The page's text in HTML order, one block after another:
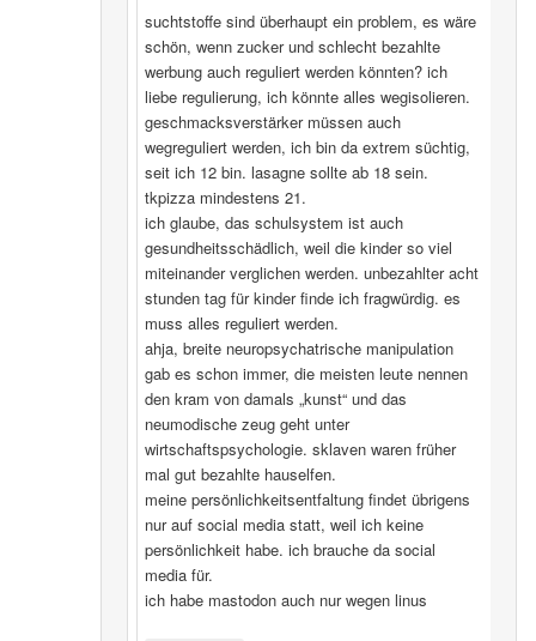
suchtstoffe sind überhaupt ein problem, es wäre
schön, wenn zucker und schlecht bezahlte
werbung auch reguliert werden könnten? ich
liebe regulierung, ich könnte alles wegisolieren.
geschmacksverstärker müssen auch
wegreguliert werden, ich bin da extrem süchtig,
seit ich 12 bin. lasagne sollte ab 18 sein.
tkpizza mindestens 21.
ich glaube, das schulsystem ist auch
gesundheitsschädlich, weil die kinder so viel
miteinander verglichen werden. unbezahlter acht
stunden tag für kinder finde ich fragwürdig. es
muss alles reguliert werden.
ahja, breite neuropsychatrische manipulation
gab es schon immer, die meisten leute nennen
den kram von damals „kunst“ und das
neumodische zeug geht unter
wirtschaftspsychologie. sklaven waren früher
mal gut bezahlte hauselfen.
meine persönlichkeitsentfaltung findet übrigens
nur auf social media statt, weil ich keine
persönlichkeit habe. ich brauche da social
media für.
ich habe mastodon auch nur wegen linus